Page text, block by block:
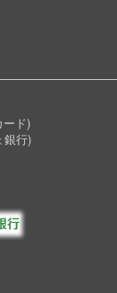
ード)
銀行)